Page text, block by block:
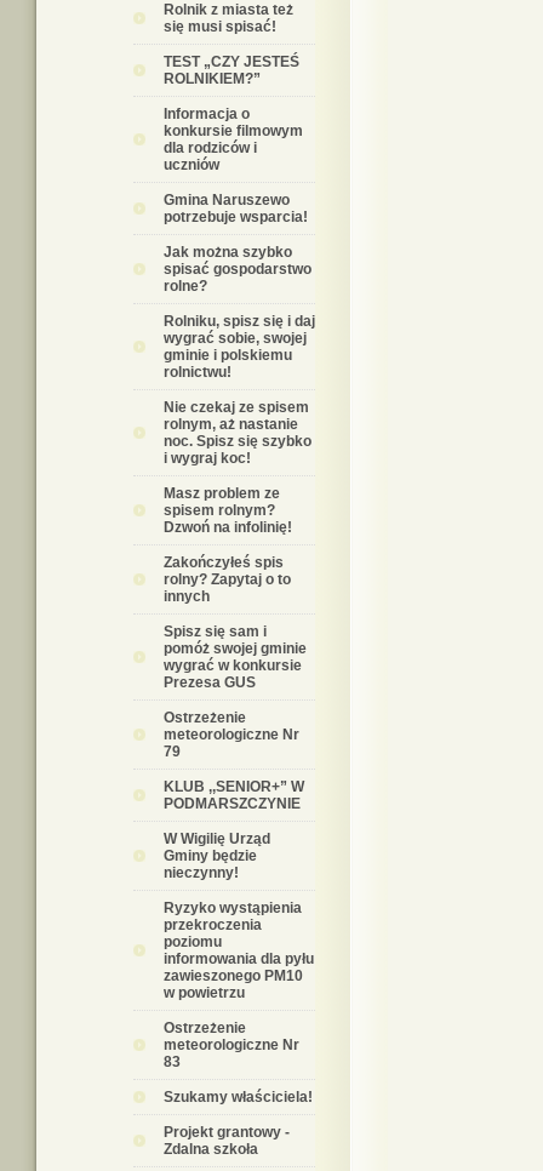
Rolnik z miasta też
się musi spisać!
TEST „CZY JESTEŚ
ROLNIKIEM?”
Informacja o
konkursie filmowym
dla rodziców i
uczniów
Gmina Naruszewo
potrzebuje wsparcia!
Jak można szybko
spisać gospodarstwo
rolne?
Rolniku, spisz się i daj
wygrać sobie, swojej
gminie i polskiemu
rolnictwu!
Nie czekaj ze spisem
rolnym, aż nastanie
noc. Spisz się szybko
i wygraj koc!
Masz problem ze
spisem rolnym?
Dzwoń na infolinię!
Zakończyłeś spis
rolny? Zapytaj o to
innych
Spisz się sam i
pomóż swojej gminie
wygrać w konkursie
Prezesa GUS
Ostrzeżenie
meteorologiczne Nr
79
KLUB ,,SENIOR+” W
PODMARSZCZYNIE
W Wigilię Urząd
Gminy będzie
nieczynny!
Ryzyko wystąpienia
przekroczenia
poziomu
informowania dla pyłu
zawieszonego PM10
w powietrzu
Ostrzeżenie
meteorologiczne Nr
83
Szukamy właściciela!
Projekt grantowy -
Zdalna szkoła